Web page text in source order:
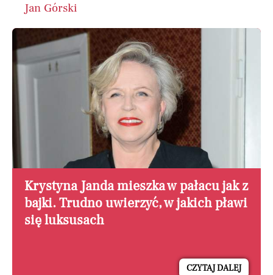
Jan Górski
Krystyna Janda mieszka w pałacu jak z
bajki. Trudno uwierzyć, w jakich pławi
się luksusach
CZYTAJ DALEJ